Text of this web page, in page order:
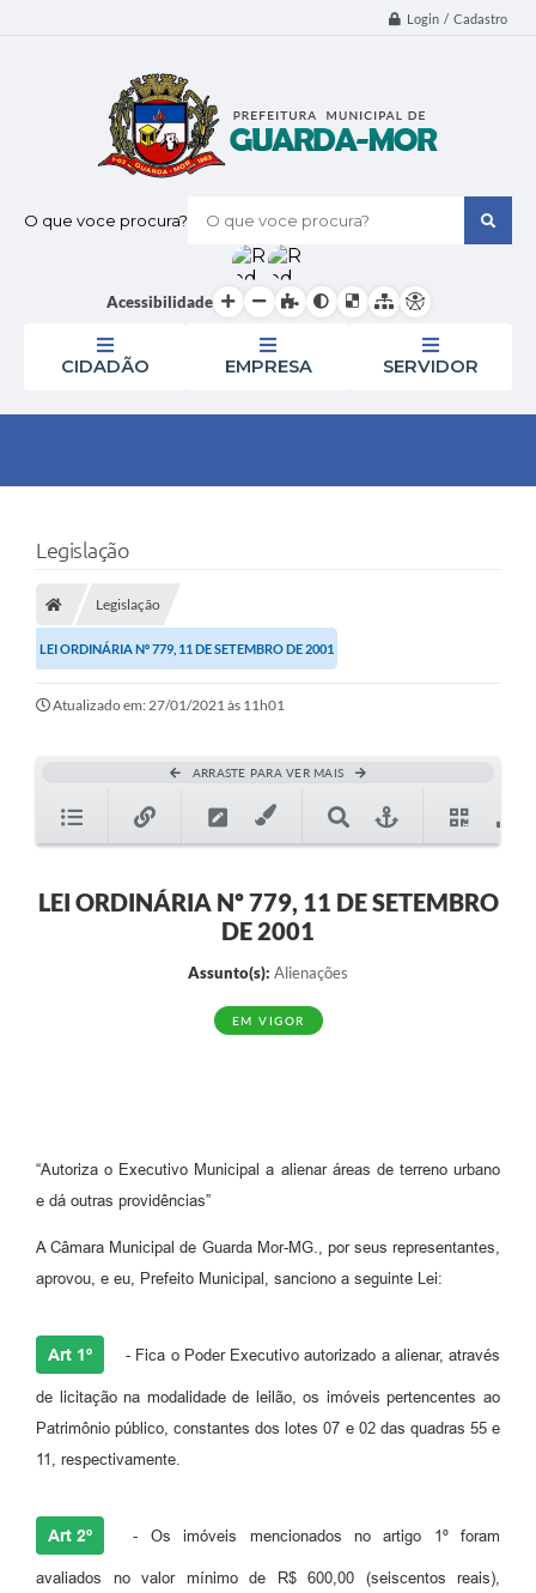
Login / Cadastro
O que voce procura?
Acessibilidade
CIDADÃO EMPRESA SERVIDOR
Legislação
Legislação
LEI ORDINÁRIA Nº 779, 11 DE SETEMBRO DE 2001
Atualizado em: 27/01/2021 às 11h01
ARRASTE PARA VER MAIS
LEI ORDINÁRIA Nº 779, 11 DE SETEMBRO
DE 2001
Assunto(s): Alienações
EM VIGOR
“Autoriza o Executivo Municipal a alienar áreas de terreno urbano
e dá outras providências”
A Câmara Municipal de Guarda Mor-MG., por seus representantes,
aprovou, e eu, Prefeito Municipal, sanciono a seguinte Lei:
Art 1º - Fica o Poder Executivo autorizado a alienar, através
de licitação na modalidade de leilão, os imóveis pertencentes ao
Patrimônio público, constantes dos lotes 07 e 02 das quadras 55 e
11, respectivamente.
Art 2º - Os imóveis mencionados no artigo 1º foram
avaliados no valor mínimo de R$ 600,00 (seiscentos reais),